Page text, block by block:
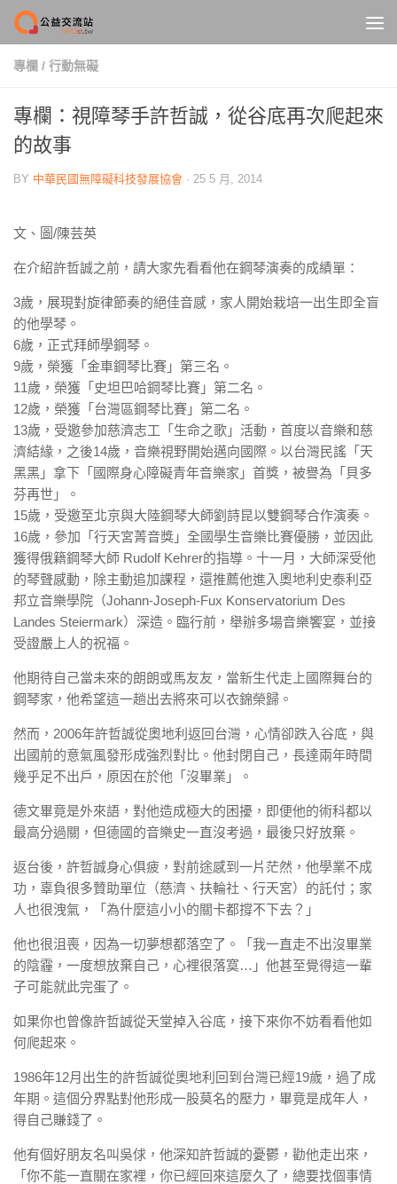
Skip to content
專欄 / 行動無礙
專欄：視障琴手許哲誠，從谷底再次爬起來
的故事
BY 中華民國無障礙科技發展協會 · 25 5 月, 2014
文、圖/陳芸英
在介紹許哲誠之前，請大家先看看他在鋼琴演奏的成績單：
3歲，展現對旋律節奏的絕佳音感，家人開始栽培一出生即全盲
的他學琴。
6歲，正式拜師學鋼琴。
9歲，榮獲「金車鋼琴比賽」第三名。
11歲，榮獲「史坦巴哈鋼琴比賽」第二名。
12歲，榮獲「台灣區鋼琴比賽」第二名。
13歲，受邀參加慈濟志工「生命之歌」活動，首度以音樂和慈
濟結緣，之後14歲，音樂視野開始邁向國際。以台灣民謠「天
黑黑」拿下「國際身心障礙青年音樂家」首獎，被譽為「貝多
芬再世」。
15歲，受邀至北京與大陸鋼琴大師劉詩昆以雙鋼琴合作演奏。
16歲，參加「行天宮菁音獎」全國學生音樂比賽優勝，並因此
獲得俄籍鋼琴大師 Rudolf Kehrer的指導。十一月，大師深受他
的琴聲感動，除主動追加課程，還推薦他進入奧地利史泰利亞
邦立音樂學院（Johann-Joseph-Fux Konservatorium Des
Landes Steiermark）深造。臨行前，舉辦多場音樂饗宴，並接
受證嚴上人的祝福。
他期待自己當未來的朗朗或馬友友，當新生代走上國際舞台的
鋼琴家，他希望這一趟出去將來可以衣錦榮歸。
然而，2006年許哲誠從奧地利返回台灣，心情卻跌入谷底，與
出國前的意氣風發形成強烈對比。他封閉自己，長達兩年時間
幾乎足不出戶，原因在於他「沒畢業」。
德文畢竟是外來語，對他造成極大的困擾，即便他的術科都以
最高分過關，但德國的音樂史一直沒考過，最後只好放棄。
返台後，許哲誠身心俱疲，對前途感到一片茫然，他學業不成
功，辜負很多贊助單位（慈濟、扶輪社、行天宮）的託付；家
人也很洩氣，「為什麼這小小的關卡都撐不下去？」
他也很沮喪，因為一切夢想都落空了。「我一直走不出沒畢業
的陰霾，一度想放棄自己，心裡很落寞…」他甚至覺得這一輩
子可能就此完蛋了。
如果你也曾像許哲誠從天堂掉入谷底，接下來你不妨看看他如
何爬起來。
1986年12月出生的許哲誠從奧地利回到台灣已經19歲，過了成
年期。這個分界點對他形成一股莫名的壓力，畢竟是成年人，
得自己賺錢了。
他有個好朋友名叫吳俅，他深知許哲誠的憂鬱，勸他走出來，
「你不能一直關在家裡，你已經回來這麼久了，總要找個事情